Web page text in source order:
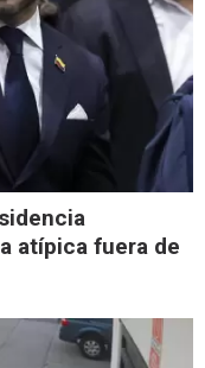
atípica fuera de